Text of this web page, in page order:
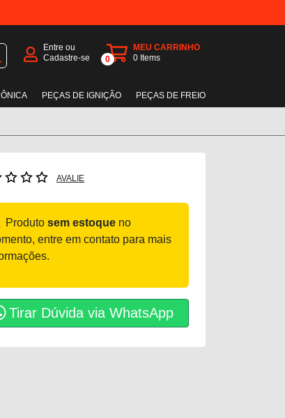
Entre ou
Cadastre-se
0
MEU CARRINHO
0 Items
PEÇAS DE IGNIÇÃO PEÇAS DE FREIO
AVALIE
Produto sem estoque no
entre em contato para mais
Tirar Dúvida via WhatsApp